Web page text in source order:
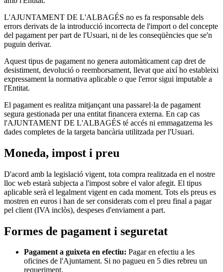
L'AJUNTAMENT DE L'ALBAGÉS no es fa responsable dels
errors derivats de la introducció incorrecta de l'import o del concepte
del pagament per part de l'Usuari, ni de les conseqüències que se'n
puguin derivar.
Aquest tipus de pagament no genera automàticament cap dret de
desistiment, devolució o reemborsament, llevat que així ho estableixi
expressament la normativa aplicable o que l'error sigui imputable a
l'Entitat.
El pagament es realitza mitjançant una passarel·la de pagament
segura gestionada per una entitat financera externa. En cap cas
l'AJUNTAMENT DE L'ALBAGÉS té accés ni emmagatzema les
dades completes de la targeta bancària utilitzada per l'Usuari.
Moneda, impost i preu
D'acord amb la legislació vigent, tota compra realitzada en el nostre
lloc web estarà subjecta a l'impost sobre el valor afegit. El tipus
aplicable serà el legalment vigent en cada moment. Tots els preus es
mostren en euros i han de ser considerats com el preu final a pagar
pel client (IVA inclòs), despeses d'enviament a part.
Formes de pagament i seguretat
Pagament a guixeta en efectiu: Pagar en efectiu a les
oficines de l'Ajuntament. Si no pagueu en 5 dies rebreu un
requeriment.